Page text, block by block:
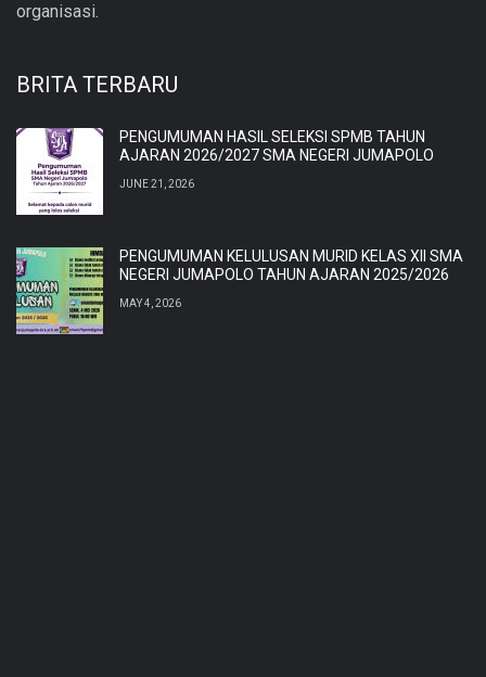
organisasi.
BRITA TERBARU
PENGUMUMAN HASIL SELEKSI SPMB TAHUN
AJARAN 2026/2027 SMA NEGERI JUMAPOLO
JUNE 21, 2026
PENGUMUMAN KELULUSAN MURID KELAS XII SMA
NEGERI JUMAPOLO TAHUN AJARAN 2025/2026
MAY 4, 2026